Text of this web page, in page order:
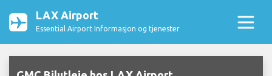
LAX Airport
Essential Airport Informasjon og tjenester